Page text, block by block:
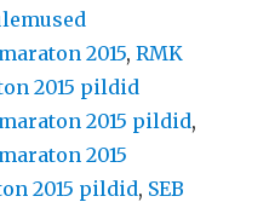
2015,RMK
2015 pildid
2015 pildid,
2015
2015 pildid, SEB